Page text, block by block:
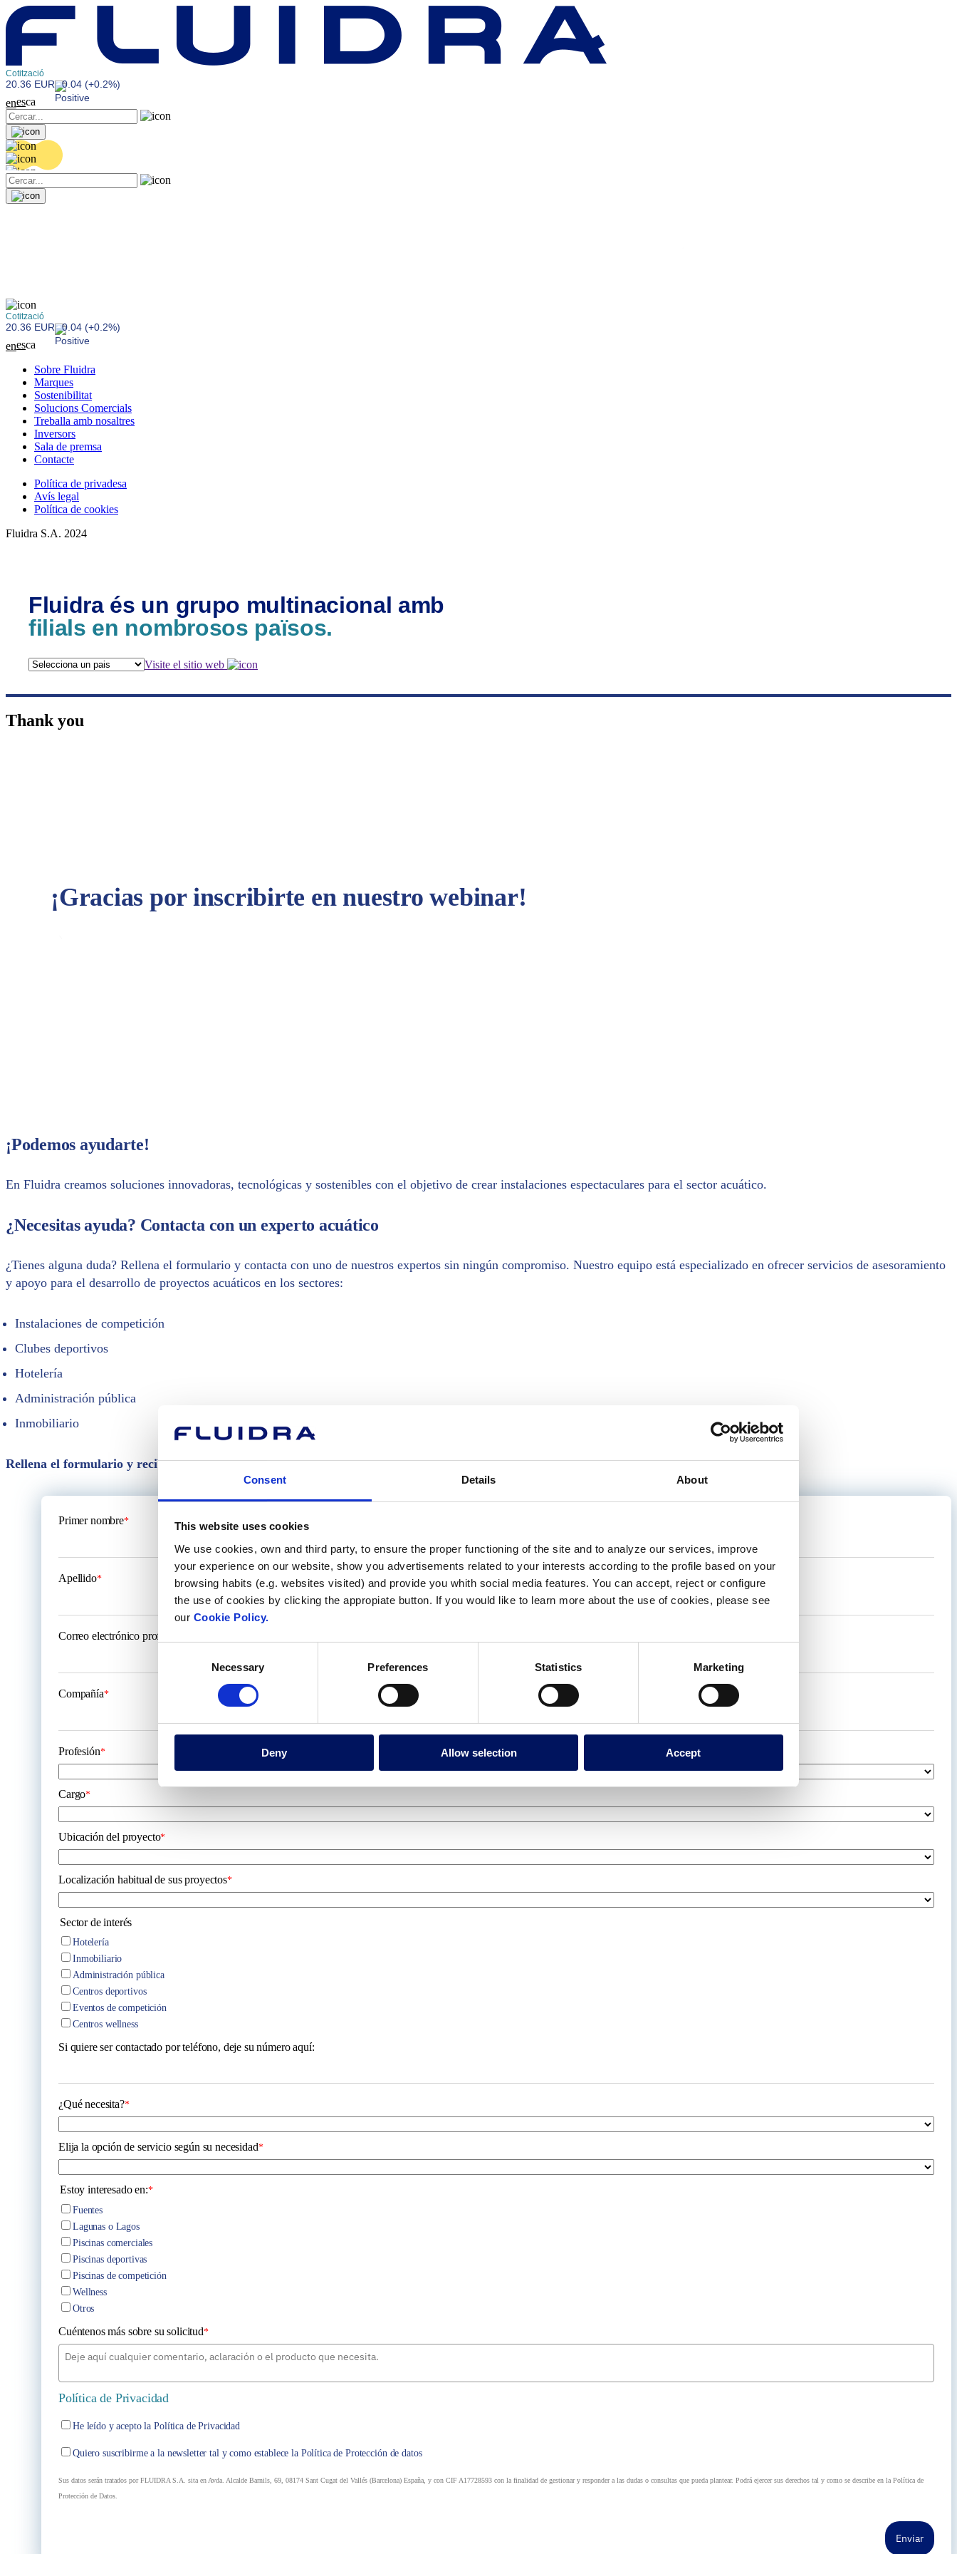
Consent Details About
This website uses cookies
We use cookies, own and third party, to ensure the proper functioning of the site and to analyze our services, improve
your experience on our website, show you advertisements related to your interests according to the profile based on your
browsing habits (e.g. websites visited) and provide you whith social media features. You can accept, reject or configure
the use of cookies by clicking the appropiate button. If you would like to learn more about the use of cookies, please see
our Cookie Policy.
Necessary Preferences Statistics Marketing
Deny Allow selection Accept
Cotització
20.36 EUR 0.04 (+0.2%)
enesca
Cotització
20.36 EUR 0.04 (+0.2%)
enesca
Sobre Fluidra
Marques
Sostenibilitat
Solucions Comercials
Treballa amb nosaltres
Inversors
Sala de premsa
Contacte
Política de privadesa
Avís legal
Política de cookies
Fluidra S.A. 2024
Fluidra és un grupo multinacional amb
filials en nombrosos països.
Visite el sitio web
Thank you
¡Gracias por inscribirte en nuestro webinar!
¡Podemos ayudarte!
En Fluidra creamos soluciones innovadoras, tecnológicas y sostenibles con el objetivo de crear instalaciones espectaculares para el sector acuático.
¿Necesitas ayuda? Contacta con un experto acuático
¿Tienes alguna duda? Rellena el formulario y contacta con uno de nuestros expertos sin ningún compromiso. Nuestro equipo está especializado en ofrecer servicios de asesoramiento
y apoyo para el desarrollo de proyectos acuáticos en los sectores:
Instalaciones de competición
Clubes deportivos
Hotelería
Administración pública
Inmobiliario
Rellena el formulario y recibe asistencia, recomendaciones técnicas o una oferta comercial de uno de nuestros expertos.
Primer nombre*
Apellido*
Correo electrónico profesional
Compañía*
Profesión*
Cargo*
Ubicación del proyecto*
Localización habitual de sus proyectos*
Sector de interés
Hotelería
Inmobiliario
Administración pública
Centros deportivos
Eventos de competición
Centros wellness
Si quiere ser contactado por teléfono, deje su número aquí:
¿Qué necesita?*
Elija la opción de servicio según su necesidad*
Estoy interesado en:*
Fuentes
Lagunas o Lagos
Piscinas comerciales
Piscinas deportivas
Piscinas de competición
Wellness
Otros
Cuéntenos más sobre su solicitud*
Política de Privacidad
He leído y acepto la Política de Privacidad
Quiero suscribirme a la newsletter tal y como establece la Política de Protección de datos
Sus datos serán tratados por FLUIDRA S.A. sita en Avda. Alcalde Barnils, 69, 08174 Sant Cugat del Vallés (Barcelona) España, y con CIF A17728593 con la finalidad de gestionar y responder a las dudas o consultas que pueda plantear. Podrá ejercer sus derechos tal y como se describe en la Política de
Protección de Datos.
Enviar